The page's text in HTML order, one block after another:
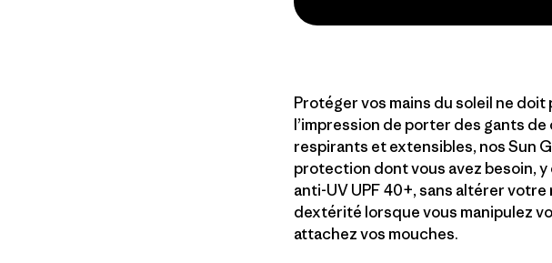
Protéger vos mains du soleil ne doit
l’impression de porter des gants de
respirants et extensibles, nos Sun
protection dont vous avez besoin,
anti-UV UPF 40+, sans altérer
dextérité lorsque vous manipulez
attachez vos mouches.